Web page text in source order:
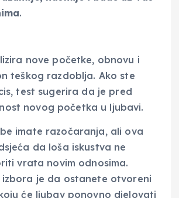
.
nove početke, obnovu i
teškog razdoblja. Ako ste
test sugerira da je pred
novog početka u ljubavi.
imate razočaranja, ali ova
da loša iskustva ne
vrata novim odnosima.
izbora je da ostanete otvoreni
će ljubav ponovno djelovati